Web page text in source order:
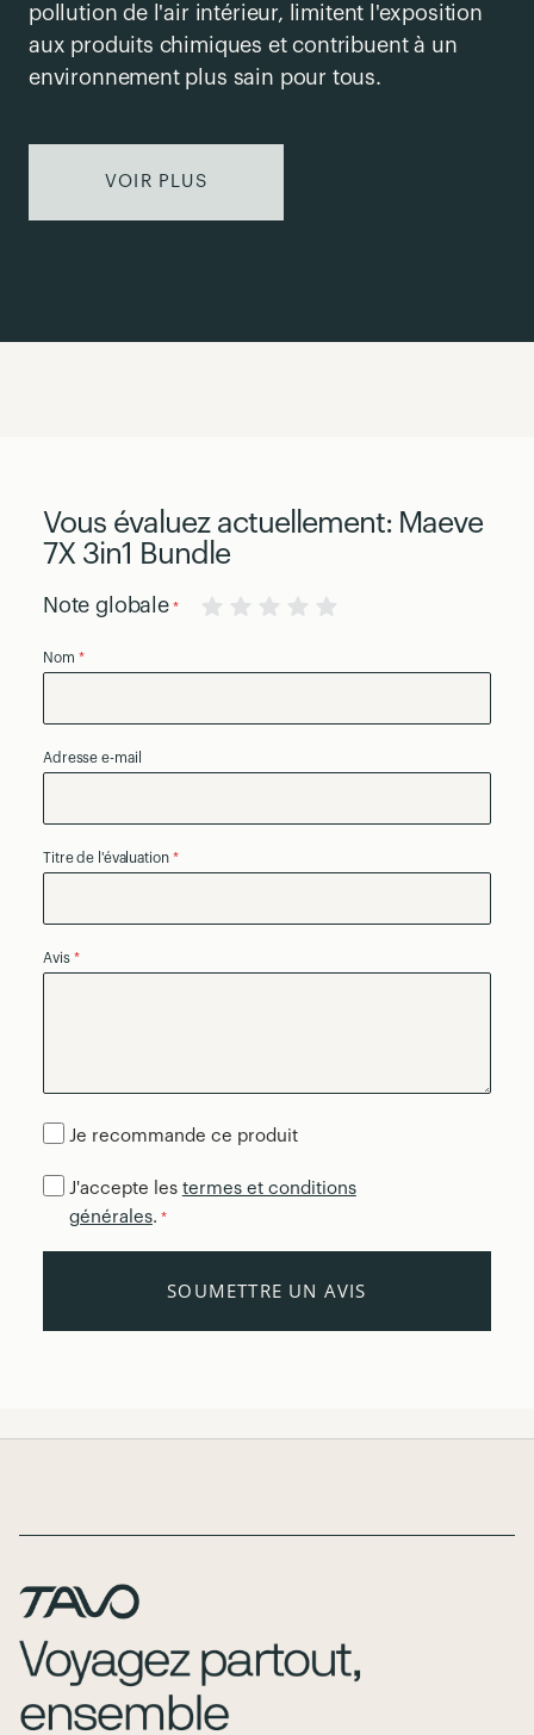
pollution de l'air intérieur, limitent l'exposition
aux produits chimiques et contribuent à un
environnement plus sain pour tous.
VOIR PLUS
Vous évaluez actuellement: Maeve
7X 3in1 Bundle
Note globale
Nom
Adresse e-mail
Titre de l'évaluation
Avis
Je recommande ce produit
J'accepte les termes et conditions
générales. *
SOUMETTRE UN AVIS